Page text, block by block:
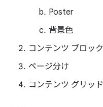
Poster
背景色
コンテンツ ブロック
ページ分け
コンテンツ グリッド